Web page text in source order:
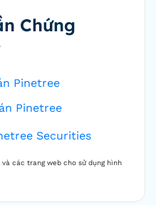
Chứng
Pinetree
Pinetree
Securities
và các trang web cho sử dụng hình